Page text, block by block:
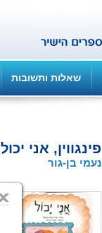
שאלות ותשובות
פינגווין, אני יכול
נעמי בן-גור